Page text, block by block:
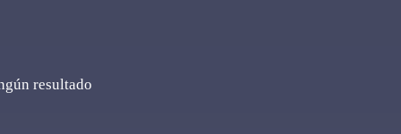
resultado